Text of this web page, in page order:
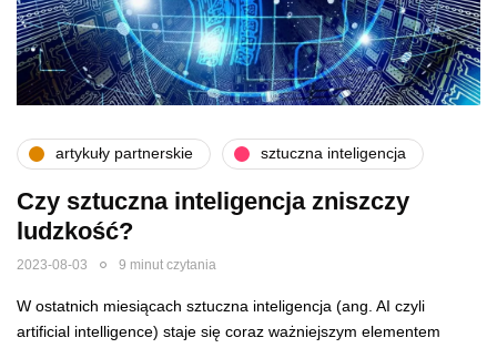
artykuły partnerskie sztuczna inteligencja
Czy sztuczna inteligencja zniszczy
ludzkość?
2023-08-03 9 minut czytania
W ostatnich miesiącach sztuczna inteligencja (ang. AI czyli
artificial intelligence) staje się coraz ważniejszym elementem